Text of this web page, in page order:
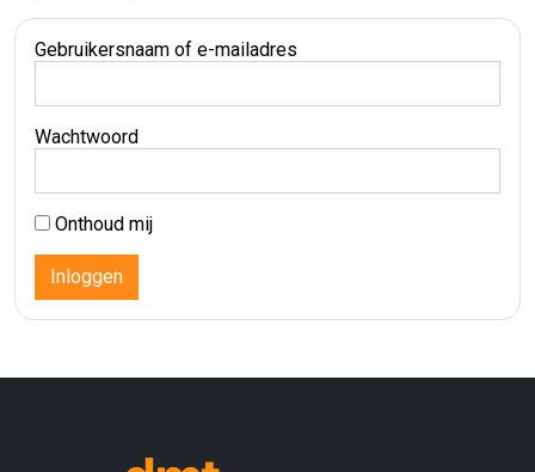
Gebruikersnaam of e-mailadres
Wachtwoord
Onthoud mij